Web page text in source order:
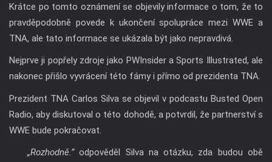
Krátce po tomto oznámení se objevily informace o tom, že to
pravděpodobně povede k ukončení spolupráce mezi WWE a
TNA, ale tato informace se ukázala být jako nepravdivá.
Nejprve ji popřely zdroje jako PWInsider a Sports Illustrated, ale
nakonec přišlo vyvrácení této fámy i přímo od prezidenta TNA.
Prezident TNA Carlos Silva se objevil v podcastu Busted Open
Radio, aby diskutoval o této dohodě, a potvrdil, že partnerství s
WWE bude pokračovat.
„Rozhodně.”odpověděl Silva na otázku, zda budou obě